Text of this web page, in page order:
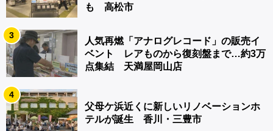
も 高松市
3
人気再燃「アナログレコード」の販売イ
ベント レアものから復刻盤まで…約3万
点集結 天満屋岡山店
4
父母ケ浜近くに新しいリノベーションホ
テルが誕生 香川・三豊市